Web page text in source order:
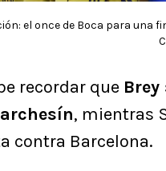
el once de Boca para una
recordar que
, mientras
contra Barcelona.